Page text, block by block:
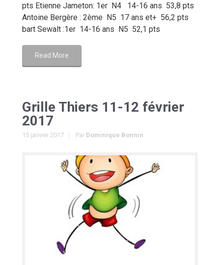
pts Etienne Jameton: 1er N4 14-16 ans 53,8 pts
Antoine Bergère : 2ème N5 17 ans et+ 56,2 pts
bart Sewalt :1er 14-16 ans N5 52,1 pts
Read More
Grille Thiers 11-12 février
2017
15 janvier 2017 Par Dominique Bonnin